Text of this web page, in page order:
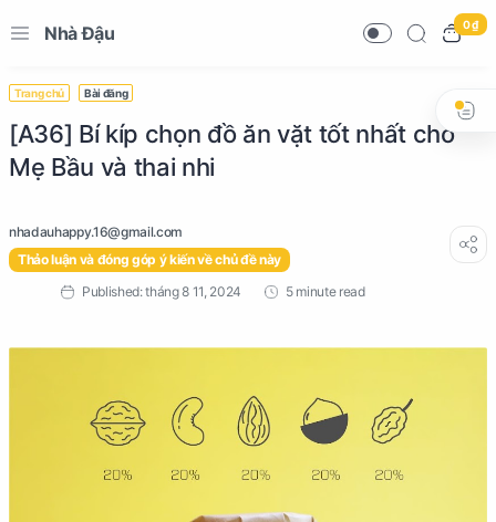
Nhà Đậu 0 ₫
Trang chủ Bài đăng
[A36] Bí kíp chọn đồ ăn vặt tốt nhất cho
Mẹ Bầu và thai nhi
Thảo luận và đóng góp ý kiến về chủ đề này
5 minute read